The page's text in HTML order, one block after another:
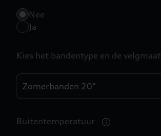
Nee
Ja
Kies het bandentype en de velgmaat
Buitentemperatuur